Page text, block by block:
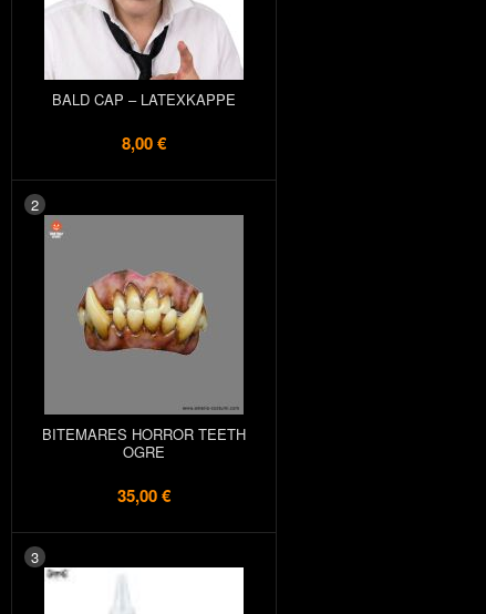
BALD CAP – LATEXKAPPE
8,00 €
2
BITEMARES HORROR TEETH
OGRE
35,00 €
3